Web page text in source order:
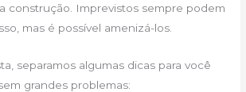
construção. Imprevistos sempre podem
mas é possível amenizá-los.
separamos algumas dicas para você
grandes problemas: